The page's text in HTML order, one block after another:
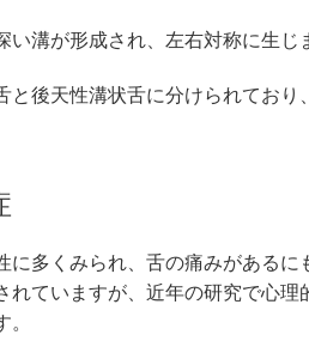
い溝が形成され、左右対称に生じ
と後天性溝状舌に分けられており
に多くみられ、舌の痛みがあるに
れていますが、近年の研究で心
。